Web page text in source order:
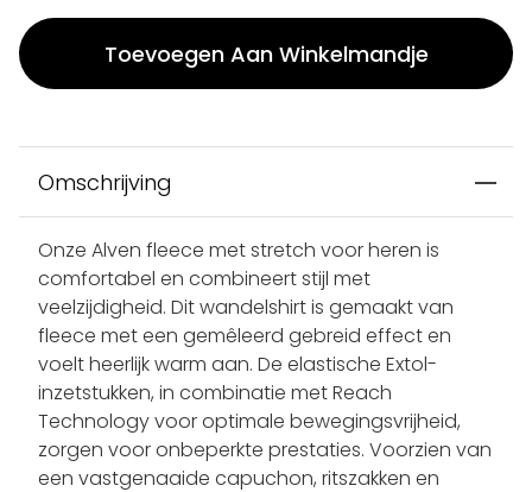
Toevoegen Aan Winkelmandje
Omschrijving
Onze Alven fleece met stretch voor heren is
comfortabel en combineert stijl met
veelzijdigheid. Dit wandelshirt is gemaakt van
fleece met een gemêleerd gebreid effect en
voelt heerlijk warm aan. De elastische Extol-
inzetstukken, in combinatie met Reach
Technology voor optimale bewegingsvrijheid,
zorgen voor onbeperkte prestaties. Voorzien van
een vastgenaaide capuchon, ritszakken en